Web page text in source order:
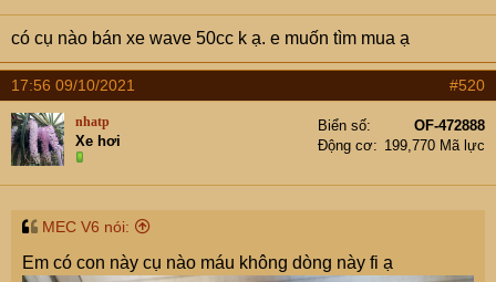
có cụ nào bán xe wave 50cc k ạ. e muốn tìm mua ạ
17:56 09/10/2021 #520
nhatp
Xe hơi
Biển số
OF-472888
Động cơ
199,770 Mã lực
MEC V6 nói:
Em có con này cụ nào máu không dòng này fi ạ